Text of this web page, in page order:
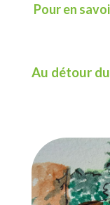
Pour en
Au détour